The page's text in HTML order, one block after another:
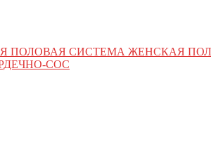
ПОЛОВАЯ СИСТЕМА ЖЕНСКАЯ
СОС